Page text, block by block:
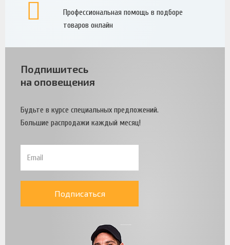
Профессиональная помощь в подборе
товаров онлайн
Подпишитесь
на оповещения
Будьте в курсе специальных предложений.
Большие распродажи каждый месяц!
Подписаться